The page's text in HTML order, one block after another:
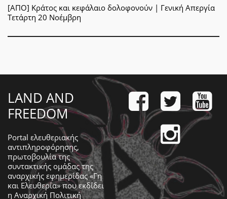
[ΑΠΟ] Κράτος και κεφάλαιο δολοφονούν | Γενική Απεργία
Τετάρτη 20 Νοέμβρη
LAND AND
FREEDOM
Portal ελευθεριακής
αντιπληροφόρησης,
πρωτοβουλία της
συντακτικής ομάδας της
αναρχικής εφημερίδας «Γη
και Ελευθερία» που εκδίδει
η Αναρχική Πολιτική